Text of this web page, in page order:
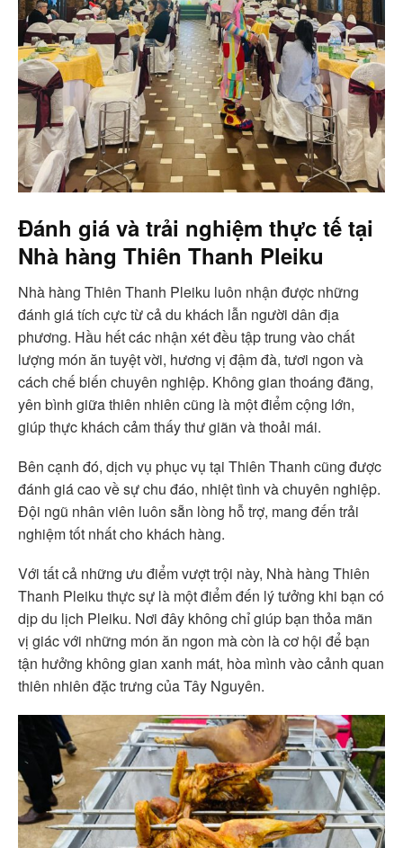
Đánh giá và trải nghiệm thực tế tại
Nhà hàng Thiên Thanh Pleiku
Nhà hàng Thiên Thanh Pleiku luôn nhận được những
đánh giá tích cực từ cả du khách lẫn người dân địa
phương. Hầu hết các nhận xét đều tập trung vào chất
lượng món ăn tuyệt vời, hương vị đậm đà, tươi ngon và
cách chế biến chuyên nghiệp. Không gian thoáng đãng,
yên bình giữa thiên nhiên cũng là một điểm cộng lớn,
giúp thực khách cảm thấy thư giãn và thoải mái.
Bên cạnh đó, dịch vụ phục vụ tại Thiên Thanh cũng được
đánh giá cao về sự chu đáo, nhiệt tình và chuyên nghiệp.
Đội ngũ nhân viên luôn sẵn lòng hỗ trợ, mang đến trải
nghiệm tốt nhất cho khách hàng.
Với tất cả những ưu điểm vượt trội này, Nhà hàng Thiên
Thanh Pleiku thực sự là một điểm đến lý tưởng khi bạn có
dịp du lịch Pleiku. Nơi đây không chỉ giúp bạn thỏa mãn
vị giác với những món ăn ngon mà còn là cơ hội để bạn
tận hưởng không gian xanh mát, hòa mình vào cảnh quan
thiên nhiên đặc trưng của Tây Nguyên.